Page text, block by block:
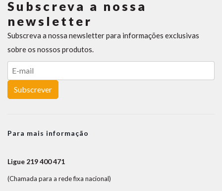
Subscreva a nossa
newsletter
Subscreva a nossa newsletter para informações exclusivas
sobre os nossos produtos.
Subscrever
Para mais informação
Ligue 219 400 471
(Chamada para a rede fixa nacional)